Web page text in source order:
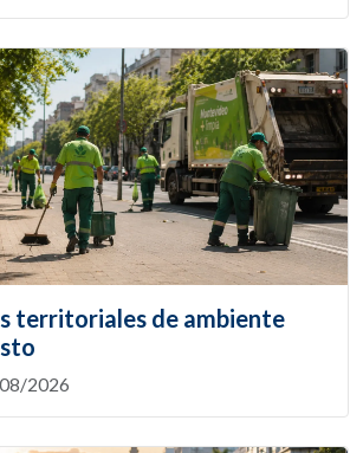
territoriales de ambiente
2026